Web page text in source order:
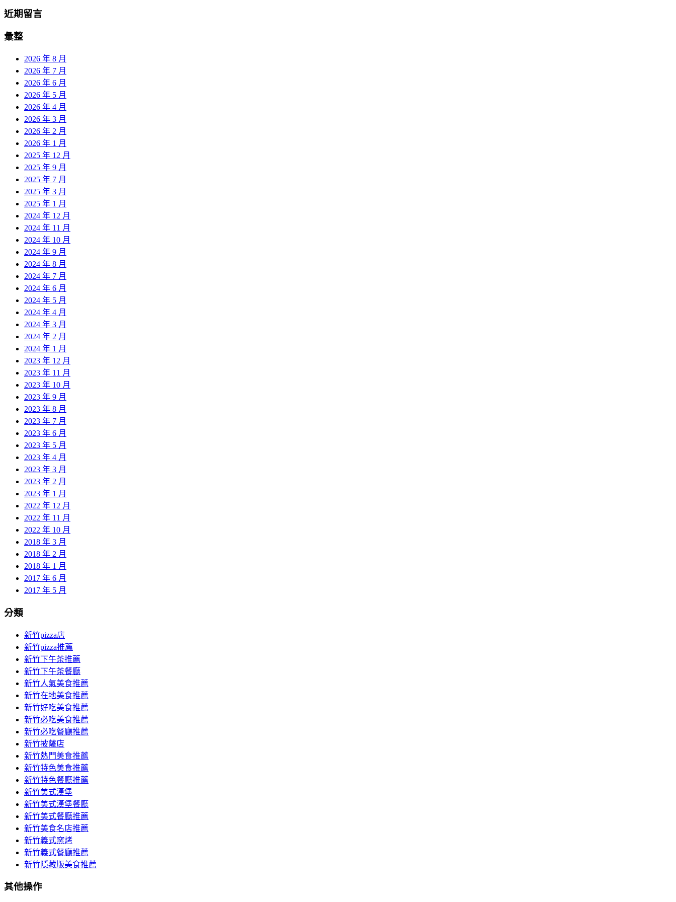
近期留言
彙整
2026 年 8 月
2026 年 7 月
2026 年 6 月
2026 年 5 月
2026 年 4 月
2026 年 3 月
2026 年 2 月
2026 年 1 月
2025 年 12 月
2025 年 9 月
2025 年 7 月
2025 年 3 月
2025 年 1 月
2024 年 12 月
2024 年 11 月
2024 年 10 月
2024 年 9 月
2024 年 8 月
2024 年 7 月
2024 年 6 月
2024 年 5 月
2024 年 4 月
2024 年 3 月
2024 年 2 月
2024 年 1 月
2023 年 12 月
2023 年 11 月
2023 年 10 月
2023 年 9 月
2023 年 8 月
2023 年 7 月
2023 年 6 月
2023 年 5 月
2023 年 4 月
2023 年 3 月
2023 年 2 月
2023 年 1 月
2022 年 12 月
2022 年 11 月
2022 年 10 月
2018 年 3 月
2018 年 2 月
2018 年 1 月
2017 年 6 月
2017 年 5 月
分類
新竹pizza店
新竹pizza推薦
新竹下午茶推薦
新竹下午茶餐廳
新竹人氣美食推薦
新竹在地美食推薦
新竹好吃美食推薦
新竹必吃美食推薦
新竹必吃餐廳推薦
新竹披薩店
新竹熱門美食推薦
新竹特色美食推薦
新竹特色餐廳推薦
新竹美式漢堡
新竹美式漢堡餐廳
新竹美式餐廳推薦
新竹美食名店推薦
新竹義式窯烤
新竹義式餐廳推薦
新竹隱藏版美食推薦
其他操作